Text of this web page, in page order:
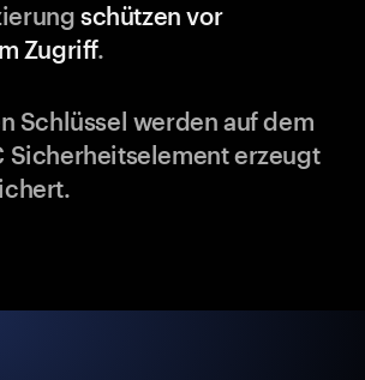
schützen vor
Zugriff.
Schlüssel werden auf dem
Sicherheitselement erzeugt